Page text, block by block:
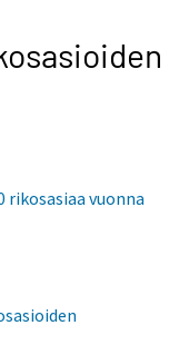
rikosasiaa vuonna